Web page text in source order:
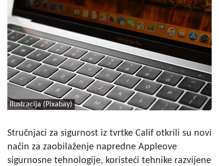
Ilustracija (Pixabay)
Stručnjaci za sigurnost iz tvrtke Calif otkrili su novi
način za zaobilaženje napredne Appleove
sigurnosne tehnologije, koristeći tehnike razvijene